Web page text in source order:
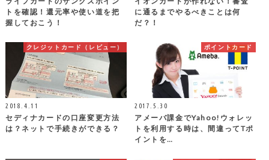
トを確認！還元率や使い道を把
握しておこう！
に通るまでやるべきことは何
だ？！
クレジットカード（レビュー）
2018.4.11
セディナカードの口座変更方法
は？ネットで手続きができる？
ポイントカード
2017.5.30
アメーバ課金でYahoo!ウォレッ
トを利用する時は、間違ってTポ
イントを…